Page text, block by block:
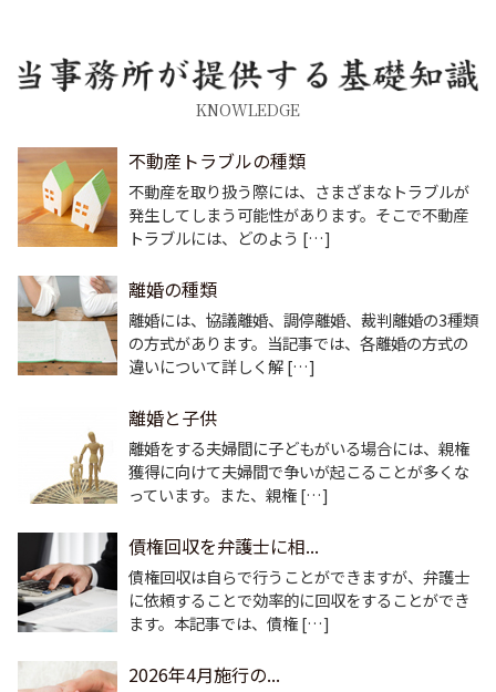
KNOWLEDGE
不動産トラブルの種類
不動産を取り扱う際には、さまざまなトラブルが
発生してしまう可能性があります。そこで不動産
トラブルには、どのよう […]
離婚の種類
離婚には、協議離婚、調停離婚、裁判離婚の3種類
の方式があります。当記事では、各離婚の方式の
違いについて詳しく解 […]
離婚と子供
離婚をする夫婦間に子どもがいる場合には、親権
獲得に向けて夫婦間で争いが起こることが多くな
っています。また、親権 […]
債権回収を弁護士に相...
債権回収は自らで行うことができますが、弁護士
に依頼することで効率的に回収をすることができ
ます。本記事では、債権 […]
2026年4月施行の...